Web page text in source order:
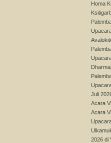
Homa
Juli
Acara
Acara
2026 di